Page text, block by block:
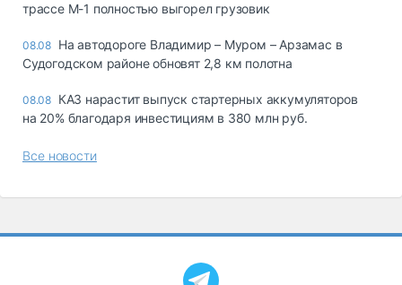
трассе М-1 полностью выгорел грузовик
08.08 На автодороге Владимир – Муром – Арзамас в
Судогодском районе обновят 2,8 км полотна
08.08 КАЗ нарастит выпуск стартерных аккумуляторов
на 20% благодаря инвестициям в 380 млн руб.
Все новости